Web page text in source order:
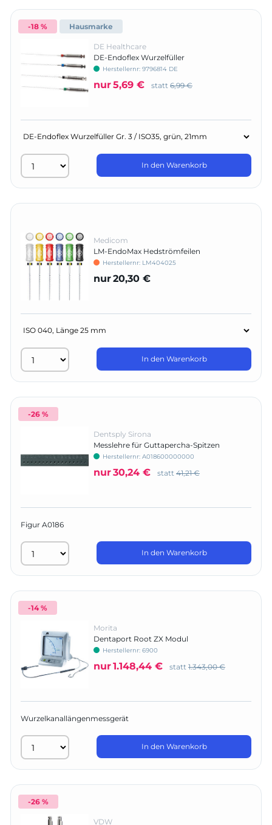
-18 % Hausmarke
DE Healthcare
DE-Endoflex Wurzelfüller
Herstellernr: 9796814 DE
nur5,69 € statt 6,99 €
In den Warenkorb
Medicom
LM-EndoMax Hedströmfeilen
Herstellernr: LM404025
nur20,30 €
In den Warenkorb
-26 %
Dentsply Sirona
Messlehre für Guttapercha-Spitzen
Herstellernr: A018600000000
nur30,24 € statt 41,21 €
Figur A0186
In den Warenkorb
-14 %
Morita
Dentaport Root ZX Modul
Herstellernr: 6900
nur1.148,44 € statt 1.343,00 €
Wurzelkanallängenmessgerät
In den Warenkorb
-26 %
VDW